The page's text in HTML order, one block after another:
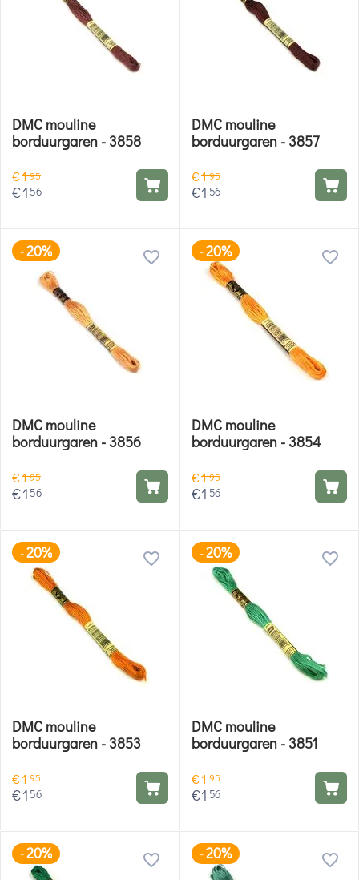
DMC mouline
borduurgaren - 3858
€195
€1 56
DMC mouline
borduurgaren - 3857
€195
€1 56
-20%
DMC mouline
borduurgaren - 3856
€195
€1 56
-20%
DMC mouline
borduurgaren - 3854
€195
€1 56
-20%
DMC mouline
borduurgaren - 3853
€195
€1 56
-20%
DMC mouline
borduurgaren - 3851
€195
€1 56
-20% -20%